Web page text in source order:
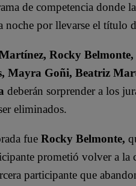
de competencia donde
noche por llevarse el título
Rocky
Mayra Goñi, Beatriz
deberán sorprender a los
eliminados.
fue Rocky Belmonte,
prometió volver a la
participante que